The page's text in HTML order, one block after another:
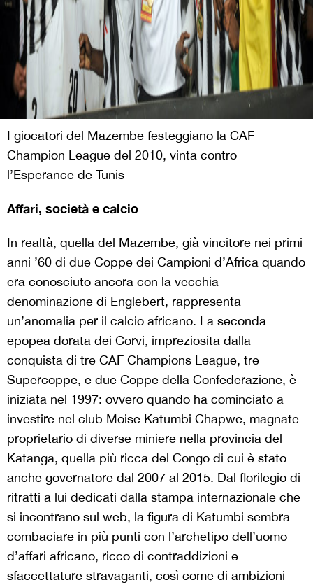
I giocatori del Mazembe festeggiano la CAF
Champion League del 2010, vinta contro
l’Esperance de Tunis
Affari, società e calcio
In realtà, quella del Mazembe, già vincitore nei primi
anni ’60 di due Coppe dei Campioni d’Africa quando
era conosciuto ancora con la vecchia
denominazione di Englebert, rappresenta
un’anomalia per il calcio africano. La seconda
epopea dorata dei Corvi, impreziosita dalla
conquista di tre CAF Champions League, tre
Supercoppe, e due Coppe della Confederazione, è
iniziata nel 1997: ovvero quando ha cominciato a
investire nel club Moise Katumbi Chapwe, magnate
proprietario di diverse miniere nella provincia del
Katanga, quella più ricca del Congo di cui è stato
anche governatore dal 2007 al 2015. Dal florilegio di
ritratti a lui dedicati dalla stampa internazionale che
si incontrano sul web, la figura di Katumbi sembra
combaciare in più punti con l’archetipo dell’uomo
d’affari africano, ricco di contraddizioni e
sfaccettature stravaganti, così come di ambizioni